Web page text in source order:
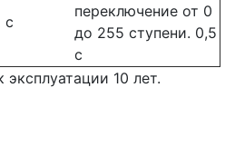
с
переключение от 0
до 255 ступени. 0,5
с
10 лет.